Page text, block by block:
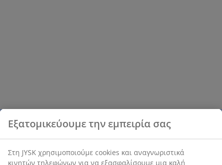
Εξατομικεύουμε την εμπειρία σας
Στη JYSK χρησιμοποιούμε cookies και αναγνωριστικά
κινητών τηλεφώνων για να εξασφαλίσουμε μια καλή